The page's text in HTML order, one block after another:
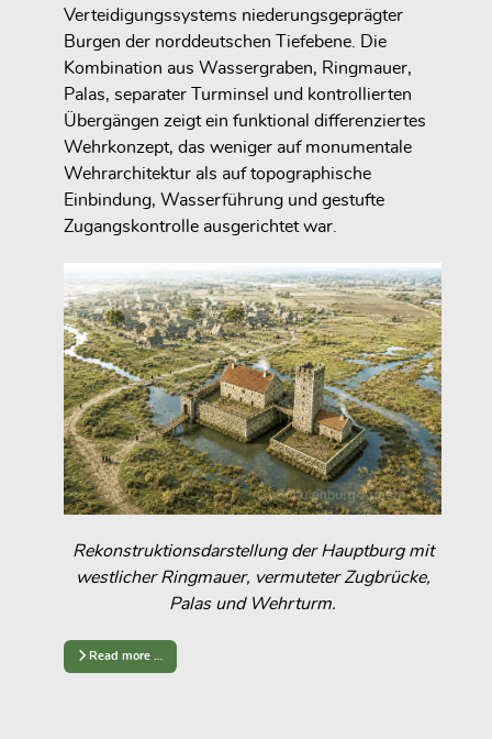
Verteidigungssystems niederungsgeprägter
Burgen der norddeutschen Tiefebene. Die
Kombination aus Wassergraben, Ringmauer,
Palas, separater Turminsel und kontrollierten
Übergängen zeigt ein funktional differenziertes
Wehrkonzept, das weniger auf monumentale
Wehrarchitektur als auf topographische
Einbindung, Wasserführung und gestufte
Zugangskontrolle ausgerichtet war.
Rekonstruktionsdarstellung der Hauptburg mit
westlicher Ringmauer, vermuteter Zugbrücke,
Palas und Wehrturm.
Read more …